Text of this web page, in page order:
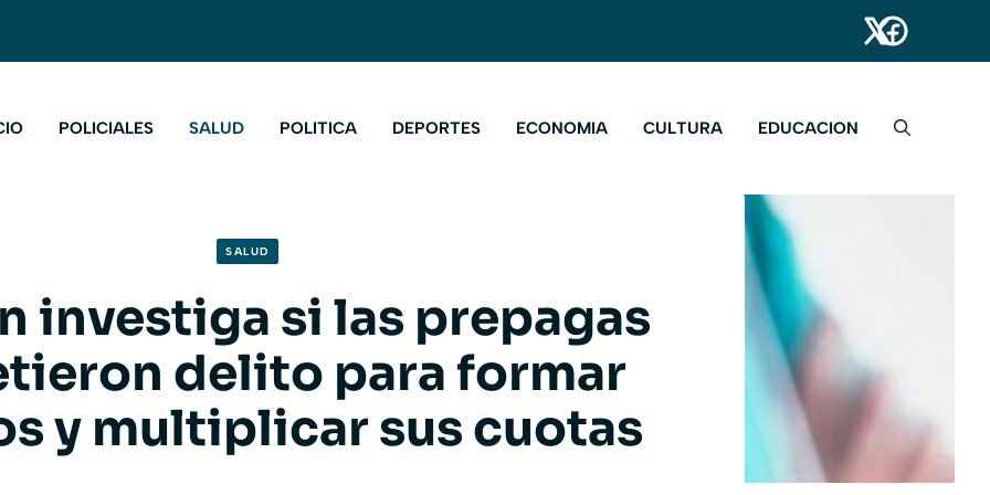
POLICIALES SALUD POLITICA DEPORTES ECONOMIA CULTURA EDUCACION
SALUD
investiga si las prepagas
delito para formar
y multiplicar sus cuotas